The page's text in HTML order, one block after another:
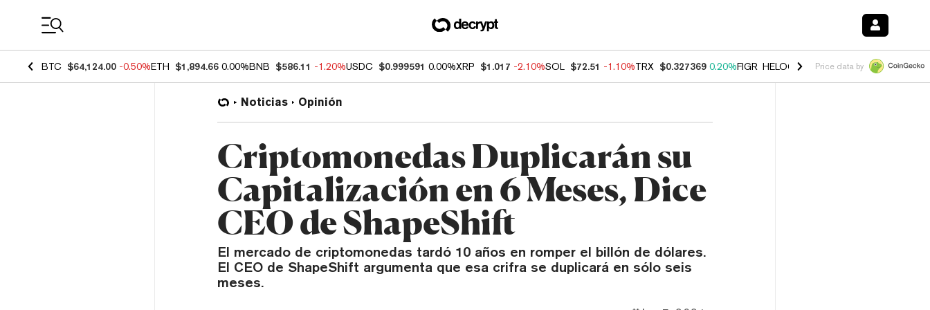
BTC $64,124.00 -0.50%ETH $1,894.66 0.00%BNB $586.11 -1.20%USDC $0.999591 0.00%XRP $1.017 -2.10%SOL $72.51 -1.10%TRX $0.327369 0.20%FIGR_HELOC $1.035 0.20%HYPE $55.24
Price data by
Noticias Opinión
Criptomonedas Duplicarán su
Capitalización en 6 Meses, Dice
CEO de ShapeShift
El mercado de criptomonedas tardó 10 años en romper el billón de dólares.
El CEO de ShapeShift argumenta que esa crifra se duplicará en sólo seis
meses.